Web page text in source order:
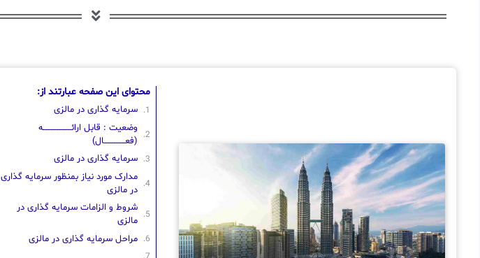
محتوای این صفحه عبارتند از:
سرمایه گذاری در مالزی
وضعیت : قابل ارائــــــــــــــــــــه
(فعـــــــــــــــال)
سرمایه گذاری در مالزی
مدارک مورد نیاز بمنظور سرمایه گذاری
در مالزی
شروط و الزامات سرمایه گذاری در
مالزی
مراحل سرمایه گذاری در مالزی